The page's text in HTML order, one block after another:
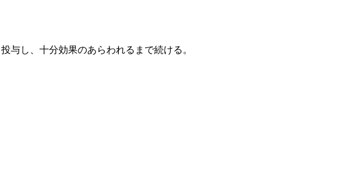
与し、十分効果のあらわれるまで続ける。